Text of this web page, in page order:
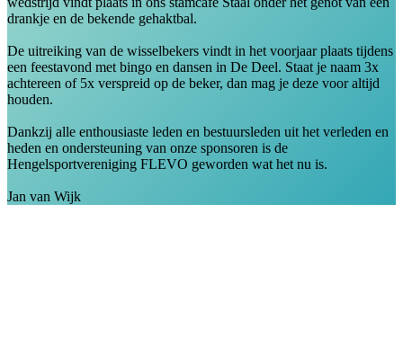
drankje en de bekende gehaktbal.
De uitreiking van de wisselbekers vindt in het voorjaar plaats tijdens
een feestavond met bingo en dansen in De Deel. Staat je naam 3x
achtereen of 5x verspreid op de beker, dan mag je deze voor altijd
houden.
Dankzij alle enthousiaste leden en bestuursleden uit het verleden en
heden en ondersteuning van onze sponsoren is de
Hengelsportvereniging FLEVO geworden wat het nu is.
Jan van Wijk